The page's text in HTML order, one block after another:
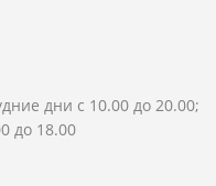
дни с 10.00 до 20.00;
до 18.00